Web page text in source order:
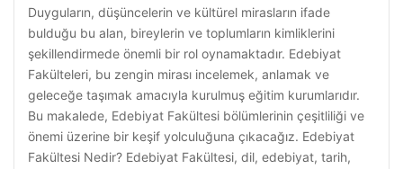
Duyguların, düşüncelerin ve kültürel mirasların ifade
bulduğu bu alan, bireylerin ve toplumların kimliklerini
şekillendirmede önemli bir rol oynamaktadır. Edebiyat
Fakülteleri, bu zengin mirası incelemek, anlamak ve
geleceğe taşımak amacıyla kurulmuş eğitim kurumlarıdır.
Bu makalede, Edebiyat Fakültesi bölümlerinin çeşitliliği ve
önemi üzerine bir keşif yolculuğuna çıkacağız. Edebiyat
Fakültesi Nedir? Edebiyat Fakültesi, dil, edebiyat, tarih,